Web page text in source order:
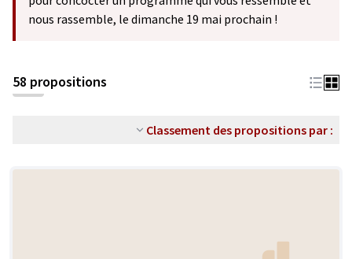
nous rassemble, le dimanche 19 mai prochain !
58 propositions
Classement des propositions par :